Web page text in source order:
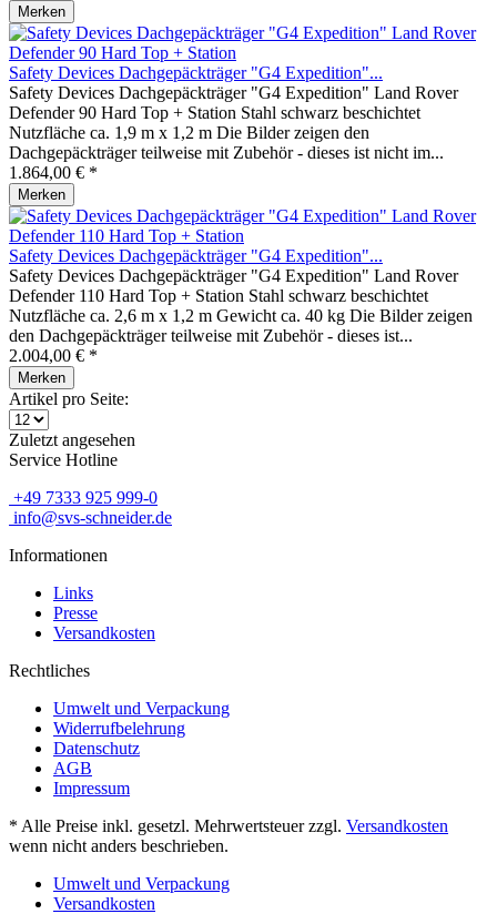
Merken
Safety Devices Dachgepäckträger "G4 Expedition"...
Safety Devices Dachgepäckträger "G4 Expedition" Land Rover
Defender 90 Hard Top + Station Stahl schwarz beschichtet
Nutzfläche ca. 1,9 m x 1,2 m Die Bilder zeigen den
Dachgepäckträger teilweise mit Zubehör - dieses ist nicht im...
1.864,00 € *
Merken
Safety Devices Dachgepäckträger "G4 Expedition"...
Safety Devices Dachgepäckträger "G4 Expedition" Land Rover
Defender 110 Hard Top + Station Stahl schwarz beschichtet
Nutzfläche ca. 2,6 m x 1,2 m Gewicht ca. 40 kg Die Bilder zeigen
den Dachgepäckträger teilweise mit Zubehör - dieses ist...
2.004,00 € *
Merken
Artikel pro Seite:
Zuletzt angesehen
Service Hotline
+49 7333 925 999-0
info@svs-schneider.de
Informationen
Links
Presse
Versandkosten
Rechtliches
Umwelt und Verpackung
Widerrufbelehrung
Datenschutz
AGB
Impressum
* Alle Preise inkl. gesetzl. Mehrwertsteuer zzgl. Versandkosten
wenn nicht anders beschrieben.
Umwelt und Verpackung
Versandkosten